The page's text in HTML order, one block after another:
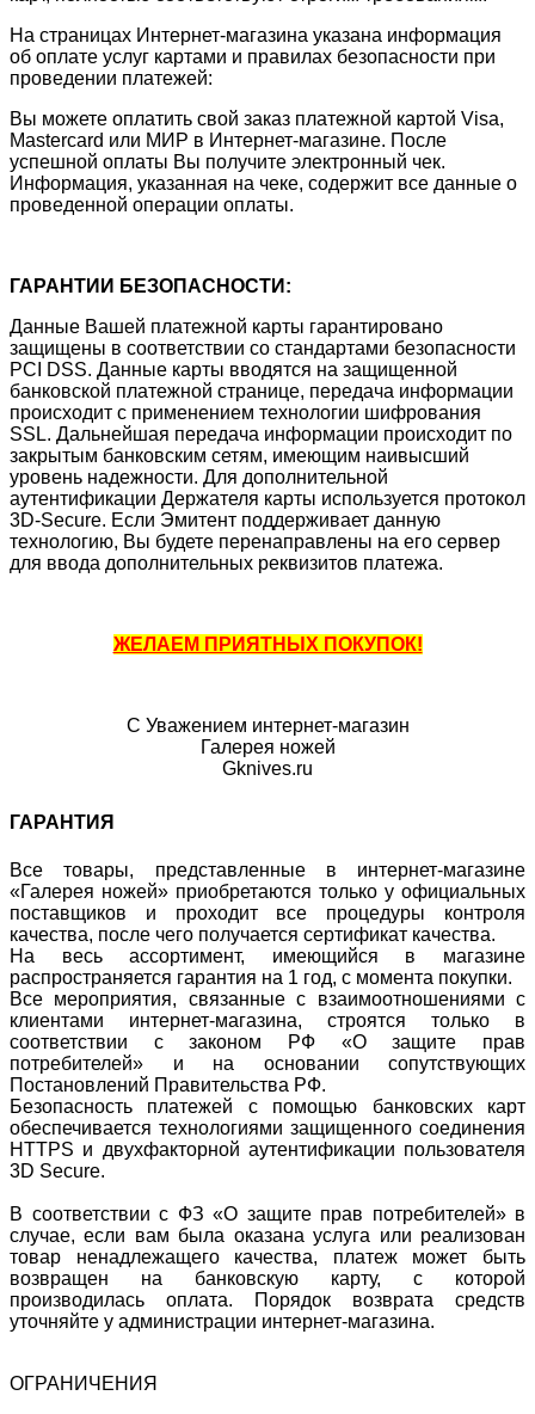
На страницах Интернет-магазина указана информация
об оплате услуг картами и правилах безопасности при
проведении платежей:
Вы можете оплатить свой заказ платежной картой Visa,
Mastercard или МИР в Интернет-магазине. После
успешной оплаты Вы получите электронный чек.
Информация, указанная на чеке, содержит все данные о
проведенной операции оплаты.
ГАРАНТИИ БЕЗОПАСНОСТИ:
Данные Вашей платежной карты гарантировано
защищены в соответствии со стандартами безопасности
PCI DSS. Данные карты вводятся на защищенной
банковской платежной странице, передача информации
происходит с применением технологии шифрования
SSL. Дальнейшая передача информации происходит по
закрытым банковским сетям, имеющим наивысший
уровень надежности. Для дополнительной
аутентификации Держателя карты используется протокол
3D-Secure. Если Эмитент поддерживает данную
технологию, Вы будете перенаправлены на его сервер
для ввода дополнительных реквизитов платежа.
ЖЕЛАЕМ ПРИЯТНЫХ ПОКУПОК!
С Уважением интернет-магазин
Галерея ножей
Gknives.ru
ГАРАНТИЯ
Все товары, представленные в интернет-магазине
«Галерея ножей» приобретаются только у официальных
поставщиков и проходит все процедуры контроля
качества, после чего получается сертификат качества.
На весь ассортимент, имеющийся в магазине
распространяется гарантия на 1 год, с момента покупки.
Все мероприятия, связанные с взаимоотношениями с
клиентами интернет-магазина, строятся только в
соответствии с законом РФ «О защите прав
потребителей» и на основании сопутствующих
Постановлений Правительства РФ.
Безопасность платежей с помощью банковских карт
обеспечивается технологиями защищенного соединения
HTTPS и двухфакторной аутентификации пользователя
3D Secure.
В соответствии с ФЗ «О защите прав потребителей» в
случае, если вам была оказана услуга или реализован
товар ненадлежащего качества, платеж может быть
возвращен на банковскую карту, с которой
производилась оплата. Порядок возврата средств
уточняйте у администрации интернет-магазина.
ОГРАНИЧЕНИЯ